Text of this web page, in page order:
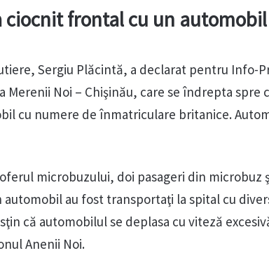
ciocnit frontal cu un
Sergiu Plăcintă, a declarat pentru Info-
Merenii Noi – Chişinău, care se îndrepta spre
cu numere de înmatriculare britanice.
microbuzului, doi pasageri din microbuz
au fost transportaţi la spital cu
că automobilul se deplasa cu viteză
Anenii Noi.